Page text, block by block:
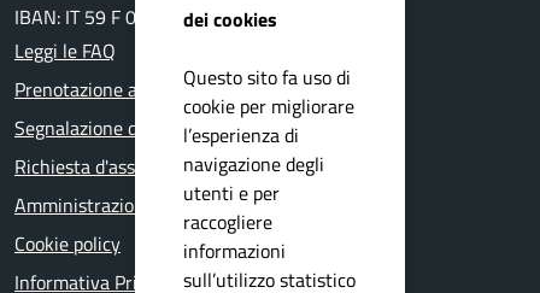
IBAN: IT 59 F 03599 01800 000000132251
Leggi le FAQ
Prenotazione appuntamento
Segnalazione disservizio
Richiesta d'assistenza
Amministrazione trasparente
Cookie policy
Informativa Privacy
dei cookies
Questo sito fa uso di
cookie per migliorare
l’esperienza di
navigazione degli
utenti e per
raccogliere
informazioni
sull’utilizzo statistico